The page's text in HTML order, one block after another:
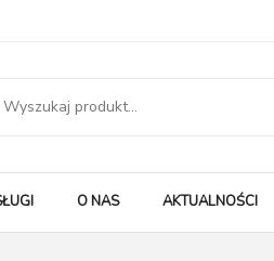
O NAS AKTUALNOŚCI